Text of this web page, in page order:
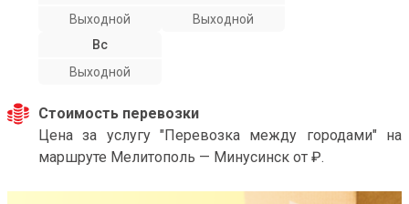
Выходной
Выходной
Вс
Выходной
Стоимость перевозки
Цена за услугу "Перевозка между городами" на
маршруте Мелитополь — Минусинск от ₽.